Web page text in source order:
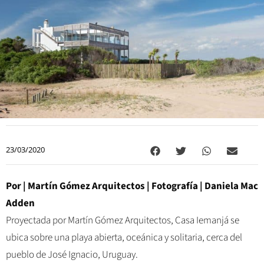
23/03/2020
Por| Martín Gómez Arquitectos | Fotografía | Daniela Mac
Adden
Proyectada por Martín Gómez Arquitectos, Casa Iemanjá se
ubica sobre una playa abierta, oceánica y solitaria, cerca del
pueblo de José Ignacio, Uruguay.